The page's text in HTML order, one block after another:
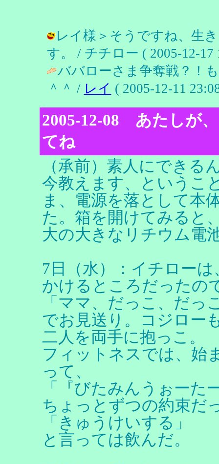
レイ様＞そうですね、生
す。 / チチロー ( 2005-12-17
ババローさま争奪戦？！
＾＾ / レイ ( 2005-12-11
2005-12-08 あたしが
てね
（承前）素人にできる
今教えます、というこ
ま、電源を落として本
た。箱を開けてみると
大の大きなリチウム電
7日（水）：イチロー
かけるところだったの
「ママ、だっこ、だっ
でお見送り。コジロー
二人を両手に抱っこ。
フィットネスでは、始
って、
「『びたみんうぉーた
ちょっとずつの約束だ
「きゅうけいする」
と言っては飲んだ。